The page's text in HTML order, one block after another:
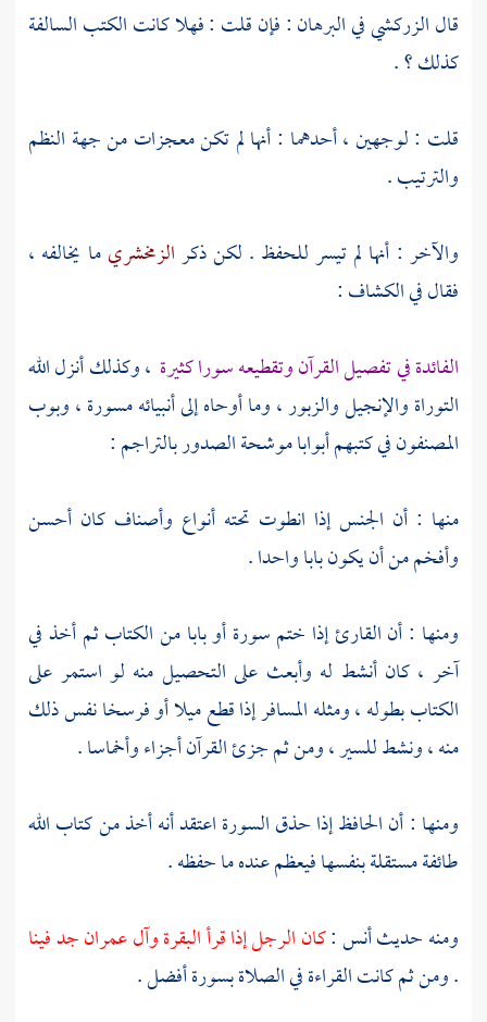
قالالزركشيفي البرهان : فإن قلت : فهلا كانت الكتب السالفة
كذلك ؟ .
قلت : لوجهين ، أحدهما : أنها لم تكن معجزات من جهة النظم
والترتيب .
والآخر : أنها لم تيسر للحفظ . لكن ذكرالزمخشريما يخالفه ،
فقال في الكشاف :
الفائدة في تفصيل القرآن وتقطيعه سورا كثيرة ، وكذلك أنزل الله
التوراة والإنجيل والزبور ، وما أوحاه إلى أنبيائه مسورة ، وبوب
المصنفون في كتبهم أبوابا موشحة الصدور بالتراجم :
منها : أن الجنس إذا انطوت تحته أنواع وأصناف كان أحسن
وأفخم من أن يكون بابا واحدا .
ومنها : أن القارئ إذا ختم سورة أو بابا من الكتاب ثم أخذ في
آخر ، كان أنشط له وأبعث على التحصيل منه لو استمر على
الكتاب بطوله ، ومثله المسافر إذا قطع ميلا أو فرسخا نفس ذلك
منه ، ونشط للسير ، ومن ثم جزئ القرآن أجزاء وأخماسا .
ومنها : أن الحافظ إذا حذق السورة اعتقد أنه أخذ من كتاب الله
طائفة مستقلة بنفسها فيعظم عنده ما حفظه .
ومنه حديثأنس:كان الرجل إذا قرأ البقرة وآل عمران جد فينا
. ومن ثم كانت القراءة في الصلاة بسورة أفضل .